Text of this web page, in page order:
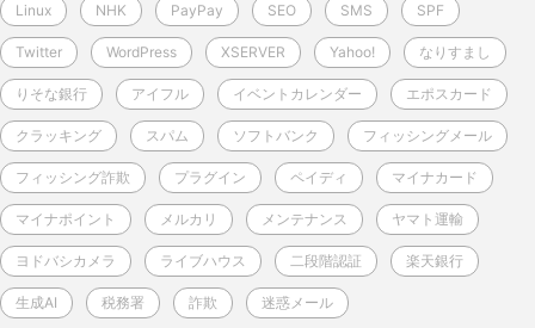
Linux NHK PayPay SEO SMS SPF
Twitter WordPress XSERVER Yahoo! なりすまし
りそな銀行 アイフル イベントカレンダー エポスカード
クラッキング スパム ソフトバンク フィッシングメール
フィッシング詐欺 プラグイン ペイディ マイナカード
マイナポイント メルカリ メンテナンス ヤマト運輸
ヨドバシカメラ ライブハウス 二段階認証 楽天銀行
生成AI 税務署 詐欺 迷惑メール